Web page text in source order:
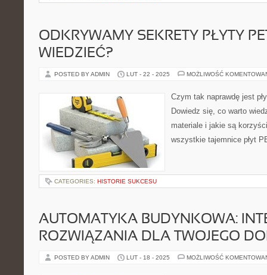
ODKRYWAMY SEKRETY PŁYTY
WIEDZIEĆ?
POSTED BY ADMIN LUT - 22 - 2025 MOŻLIWOŚĆ
Czym tak naprawdę jest
Dowiedz się, co warto
materiale i jakie są
wszystkie tajemnice płyt
CATEGORIES: HISTORIE SUKCESU
AUTOMATYKA BUDYNKOWA:
ROZWIĄZANIA DLA TWOJEGO
POSTED BY ADMIN LUT - 18 - 2025 MOŻLIWOŚĆ